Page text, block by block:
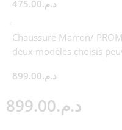
د.م.475.00
Chaussure Marron/
deux modèles choisis
د.م.899.00
د.م.899.00